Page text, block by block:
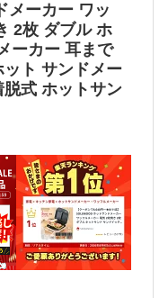
メーカー ワッ
2枚 ダブル ホ
ーカー 耳まで
ト サンドメー
式 ホットサン